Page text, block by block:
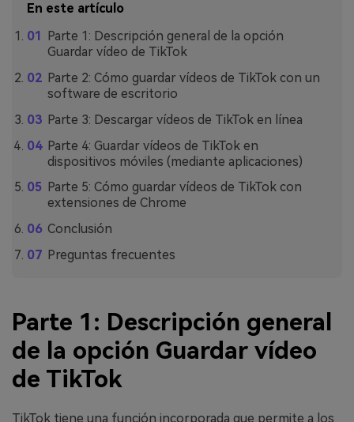
En este artículo
Parte 1: Descripción general de la opción
Guardar vídeo de TikTok
Parte 2: Cómo guardar vídeos de TikTok con un
software de escritorio
Parte 3: Descargar vídeos de TikTok en línea
Parte 4: Guardar vídeos de TikTok en
dispositivos móviles (mediante aplicaciones)
Parte 5: Cómo guardar vídeos de TikTok con
extensiones de Chrome
Conclusión
Preguntas frecuentes
Parte 1: Descripción general
de la opción Guardar vídeo
de TikTok
TikTok tiene una función incorporada que permite a los